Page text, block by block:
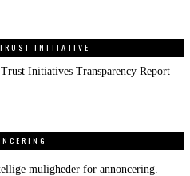
INITIATIVE
Initiatives Transparency Report
muligheder for annoncering.